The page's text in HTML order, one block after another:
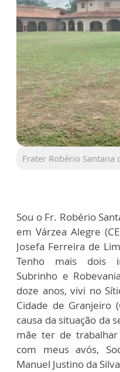
Frater Robério Santana
Sou o Fr. Robério
em Várzea Alegre
Josefa Ferreira de
Tenho mais dois
Subrinho e
doze anos, vivi no
Cidade de Granjeiro
causa da situação da
mãe ter de
com meus avós,
Manuel Justino da